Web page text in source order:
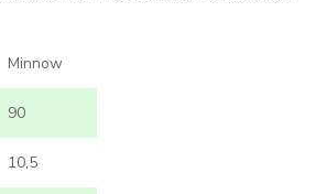
Minnow
90
10,5